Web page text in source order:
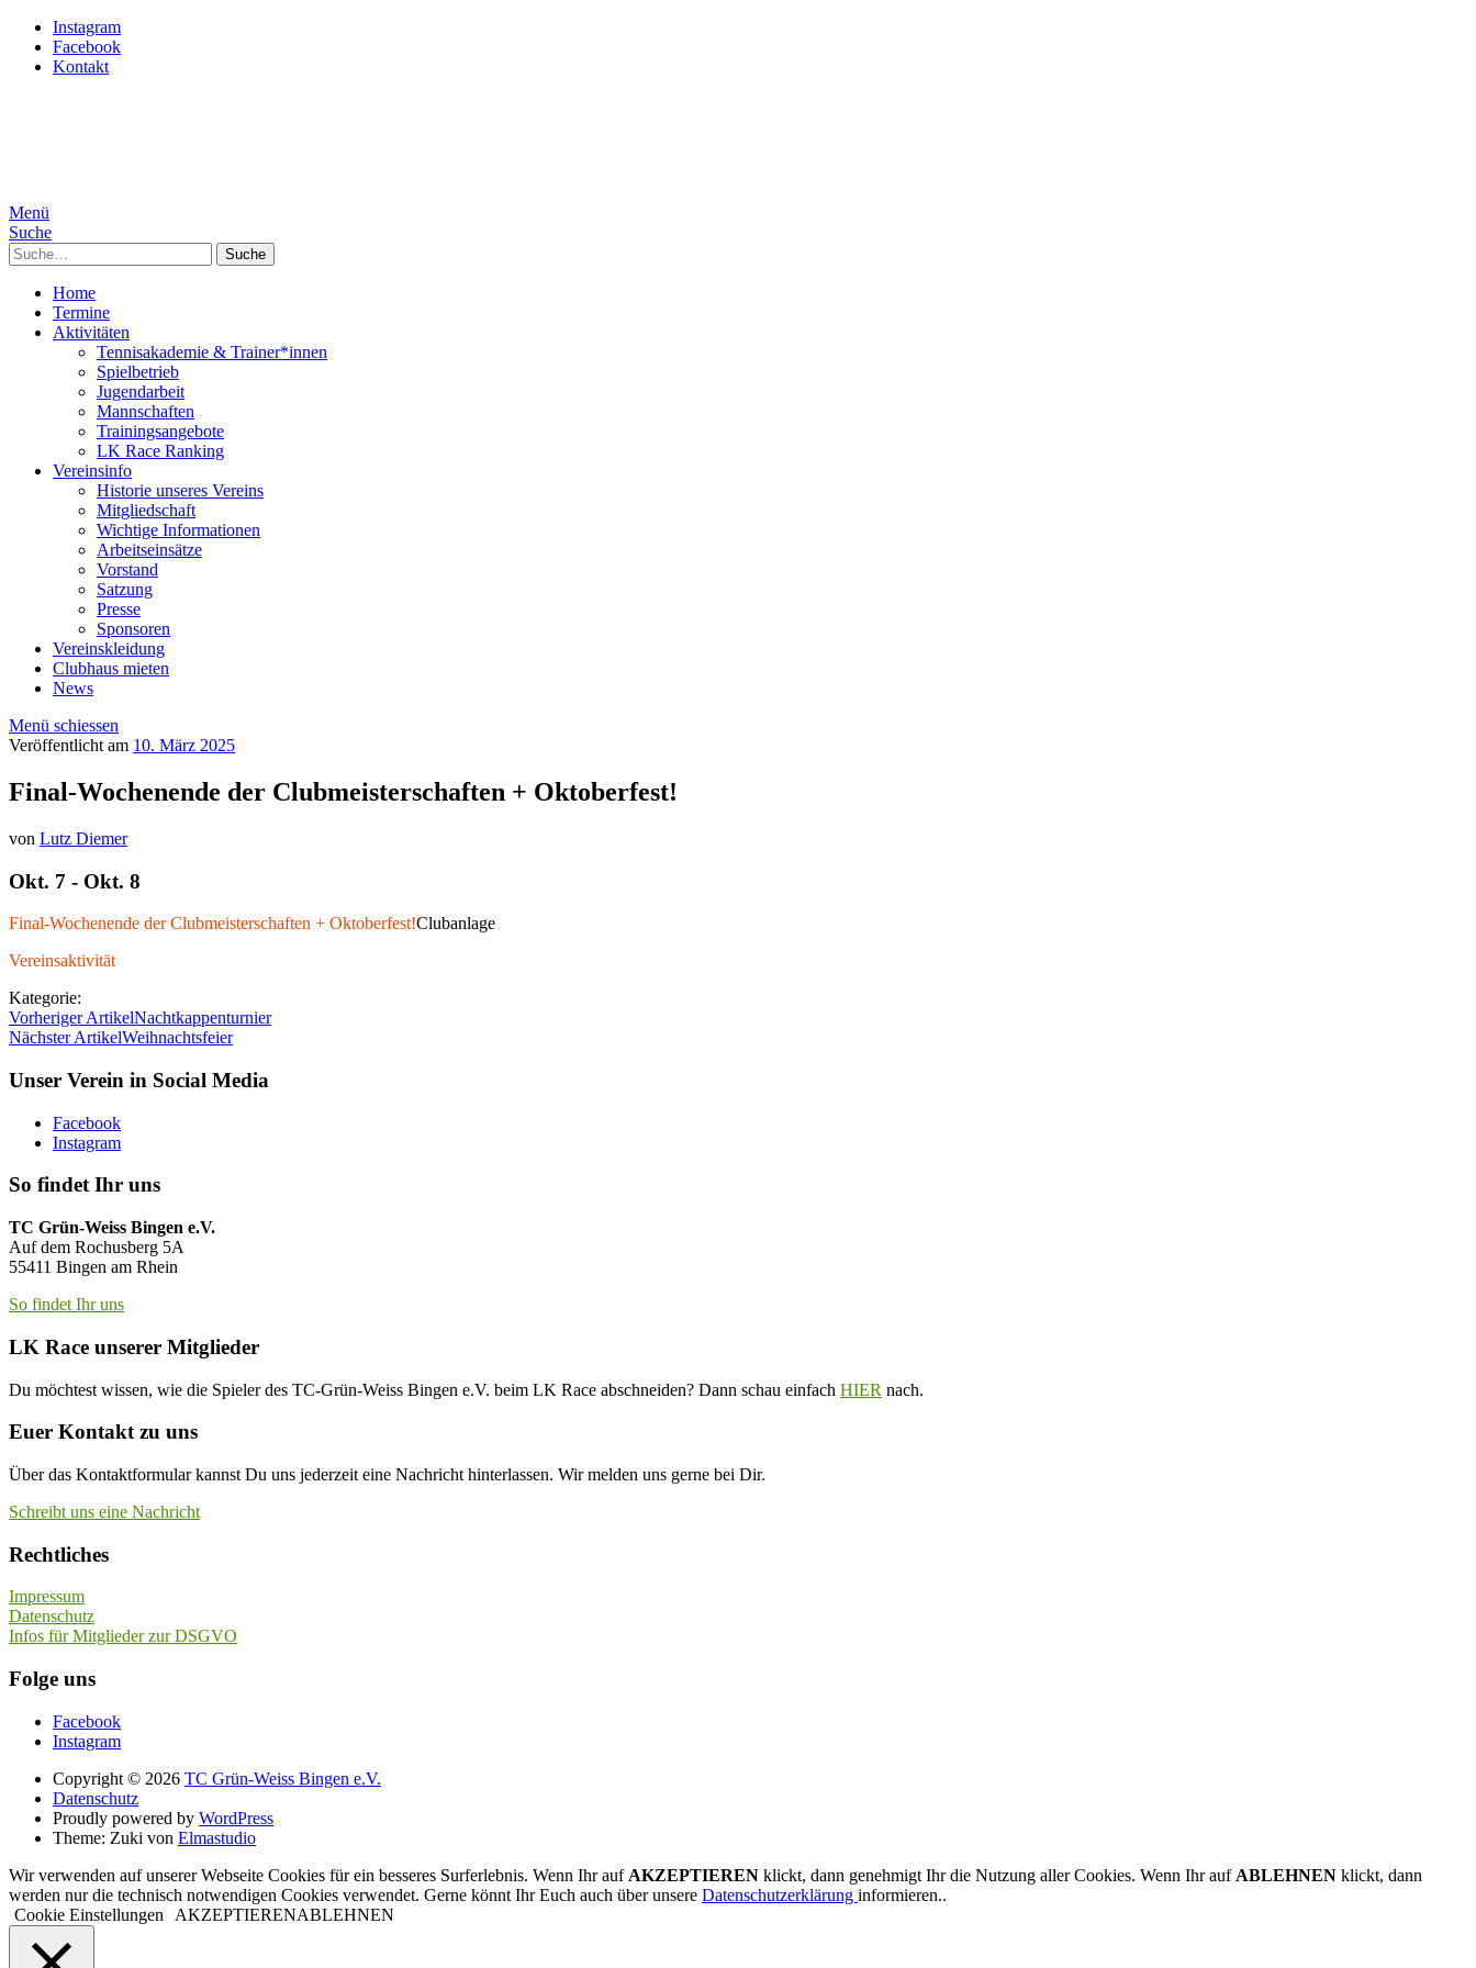
Instagram
Facebook
Kontakt
Menü
Suche
Suche
Home
Termine
Aktivitäten
Tennisakademie & Trainer*innen
Spielbetrieb
Jugendarbeit
Mannschaften
Trainingsangebote
LK Race Ranking
Vereinsinfo
Historie unseres Vereins
Mitgliedschaft
Wichtige Informationen
Arbeitseinsätze
Vorstand
Satzung
Presse
Sponsoren
Vereinskleidung
Clubhaus mieten
News
Menü schiessen
Veröffentlicht am 10. März 2025
Final-Wochenende der Clubmeisterschaften + Oktoberfest!
von Lutz Diemer
Okt. 7 - Okt. 8
Final-Wochenende der Clubmeisterschaften + Oktoberfest!Clubanlage
Vereinsaktivität
Kategorie:
Vorheriger ArtikelNachtkappenturnier
Nächster ArtikelWeihnachtsfeier
Unser Verein in Social Media
Facebook
Instagram
So findet Ihr uns
TC Grün-Weiss Bingen e.V.
Auf dem Rochusberg 5A
55411 Bingen am Rhein
So findet Ihr uns
LK Race unserer Mitglieder
Du möchtest wissen, wie die Spieler des TC-Grün-Weiss Bingen e.V. beim LK Race abschneiden? Dann schau einfach HIER nach.
Euer Kontakt zu uns
Über das Kontaktformular kannst Du uns jederzeit eine Nachricht hinterlassen. Wir melden uns gerne bei Dir.
Schreibt uns eine Nachricht
Rechtliches
Impressum
Datenschutz
Infos für Mitglieder zur DSGVO
Folge uns
Facebook
Instagram
Copyright © 2026 TC Grün-Weiss Bingen e.V.
Datenschutz
Proudly powered by WordPress
Theme: Zuki von Elmastudio
Wir verwenden auf unserer Webseite Cookies für ein besseres Surferlebnis. Wenn Ihr auf AKZEPTIEREN klickt, dann genehmigt Ihr die Nutzung aller Cookies. Wenn Ihr auf ABLEHNEN klickt, dann
werden nur die technisch notwendigen Cookies verwendet. Gerne könnt Ihr Euch auch über unsere Datenschutzerklärung informieren..
Cookie Einstellungen
AKZEPTIERENABLEHNEN